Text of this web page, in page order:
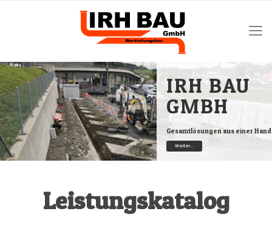
IRH BAU
GMBH
Gesamtlösungen aus einer
Weiter...
Leistungskatalog